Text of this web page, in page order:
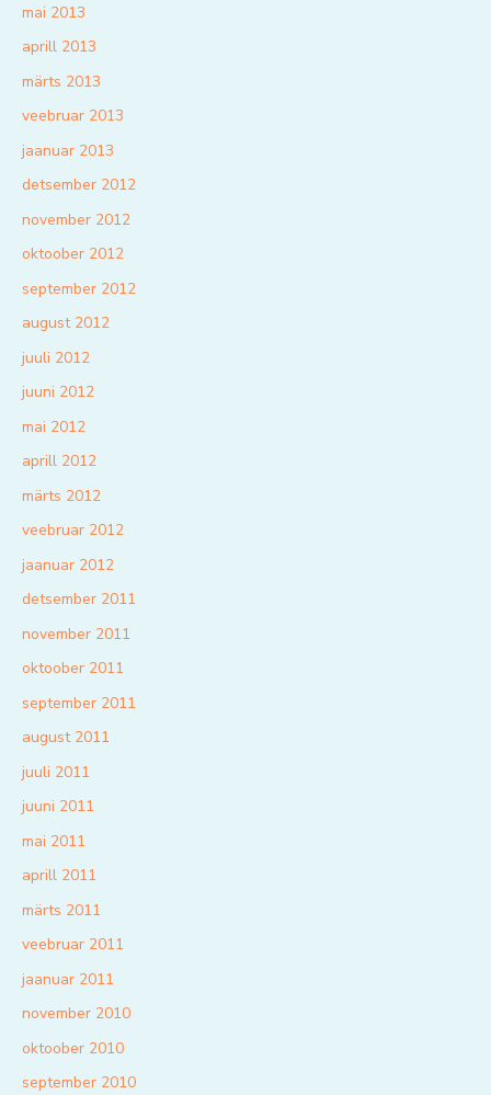
mai 2013
aprill 2013
märts 2013
veebruar 2013
jaanuar 2013
detsember 2012
november 2012
oktoober 2012
september 2012
august 2012
juuli 2012
juuni 2012
mai 2012
aprill 2012
märts 2012
veebruar 2012
jaanuar 2012
detsember 2011
november 2011
oktoober 2011
september 2011
august 2011
juuli 2011
juuni 2011
mai 2011
aprill 2011
märts 2011
veebruar 2011
jaanuar 2011
november 2010
oktoober 2010
september 2010